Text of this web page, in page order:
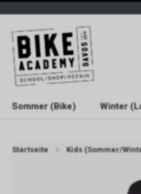
Sommer (Bike) Winter
Startseite Kids (Sommer/